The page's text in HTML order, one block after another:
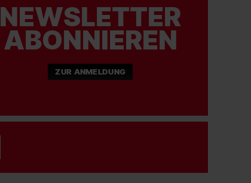
NEWSLETTER
ABONNIEREN
ZUR ANMELDUNG